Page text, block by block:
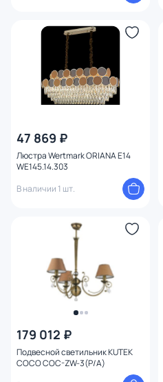
47 869 ₽
Люстра Wertmark ORIANA E14
WE145.14.303
В наличии 1 шт.
179 012 ₽
Подвесной светильник KUTEK
COCO COC-ZW-3(P/A)